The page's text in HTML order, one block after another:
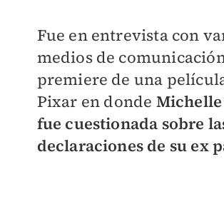
Fue en entrevista con
medios de
premiere de una
Pixar en donde
fue cuestionada sobre
declaraciones de su ex